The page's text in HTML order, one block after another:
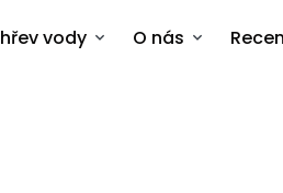
vody O nás